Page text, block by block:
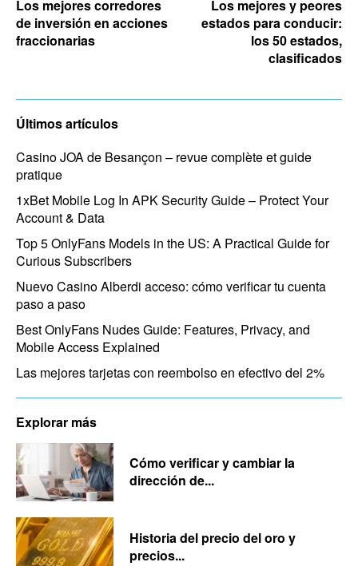
Los mejores corredores
de inversión en acciones
fraccionarias
Los mejores y peores
estados para conducir:
los 50 estados,
clasificados
Últimos artículos
Casino JOA de Besançon – revue complète et guide
pratique
1xBet Mobile Log In APK Security Guide – Protect Your
Account & Data
Top 5 OnlyFans Models in the US: A Practical Guide for
Curious Subscribers
Nuevo Casino Alberdi acceso: cómo verificar tu cuenta
paso a paso
Best OnlyFans Nudes Guide: Features, Privacy, and
Mobile Access Explained
Las mejores tarjetas con reembolso en efectivo del 2%
Explorar más
Cómo verificar y cambiar la
dirección de...
Historia del precio del oro y
precios...